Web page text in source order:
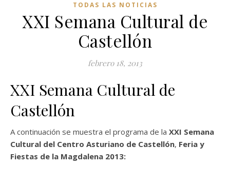
TODAS LAS NOTICIAS
XXI Semana Cultural de
Castellón
febrero 18, 2013
XXI Semana Cultural de
Castellón
A continuación se muestra el programa de la XXI Semana
Cultural del Centro Asturiano de Castellón, Feria y
Fiestas de la Magdalena 2013: